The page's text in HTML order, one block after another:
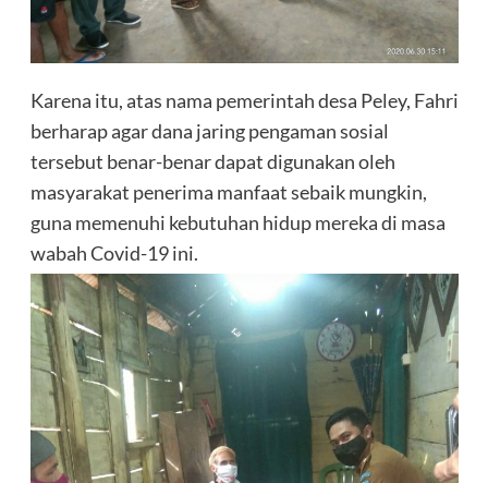
Karena itu, atas nama pemerintah desa Peley, Fahri
berharap agar dana jaring pengaman sosial
tersebut benar-benar dapat digunakan oleh
masyarakat penerima manfaat sebaik mungkin,
guna memenuhi kebutuhan hidup mereka di masa
wabah Covid-19 ini.